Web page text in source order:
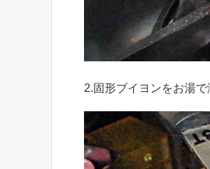
2.固形ブイヨンをお湯で